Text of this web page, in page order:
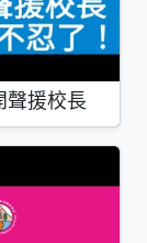
聲援校長